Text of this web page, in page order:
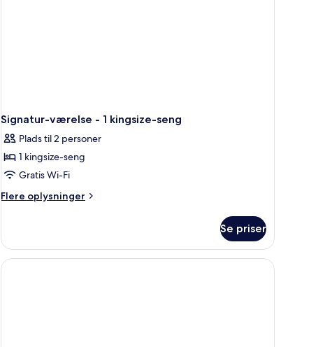
Signatur-værelse - 1 kingsize-seng
Plads til 2 personer
1 kingsize-seng
Gratis Wi-Fi
Flere oplysninger
Flere
værelse
1
Se priser